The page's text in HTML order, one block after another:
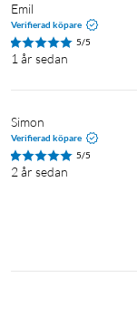
Emil
Verifierad köpare
5/5
1 år sedan
Simon
Verifierad köpare
5/5
2 år sedan